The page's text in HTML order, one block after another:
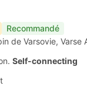
Recommandé
Self-connecting